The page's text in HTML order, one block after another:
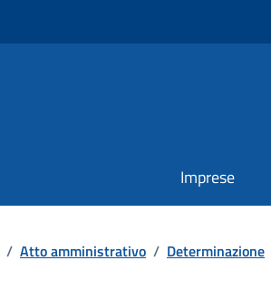
Imprese
/ Atto amministrativo / Determinazione